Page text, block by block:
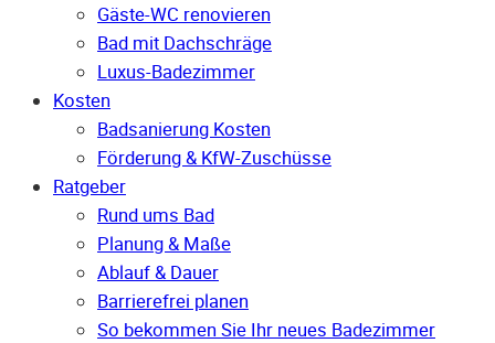
Gäste-WC renovieren
Bad mit Dachschräge
Luxus-Badezimmer
Kosten
Badsanierung Kosten
Förderung & KfW-Zuschüsse
Ratgeber
Rund ums Bad
Planung & Maße
Ablauf & Dauer
Barrierefrei planen
So bekommen Sie Ihr neues Badezimmer